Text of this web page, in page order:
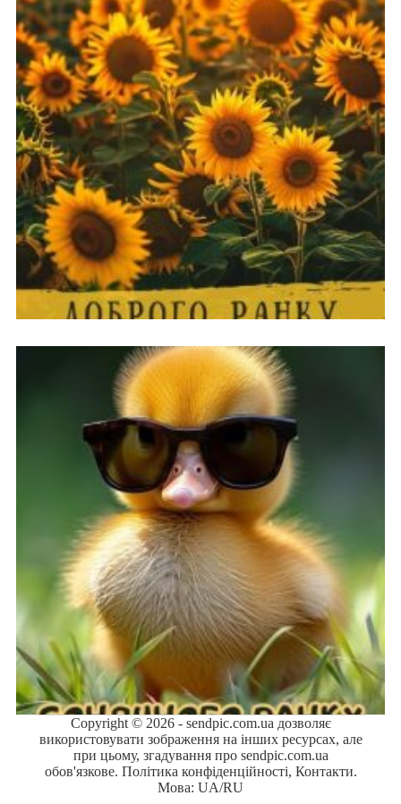
Copyright © 2026 - sendpic.com.ua дозволяє
використовувати зображення на інших ресурсах, але
при цьому, згадування про sendpic.com.ua
обов'язкове. Політика конфіденційності, Контакти.
Мова: UA/RU